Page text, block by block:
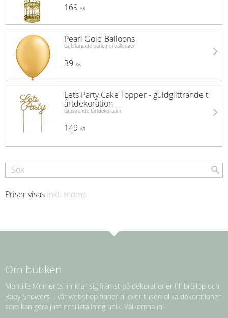
169 KR
Pearl Gold Balloons
Guldfärgade pärlemorballonger
39 KR
Lets Party Cake Topper - guldglittrande t
årtdekoration
Gnistrande tårtdekoration
149 KR
Priser visas inkl. moms
Om butiken
Montille Moments inriktar sig främst på dekorationer till bröllop och
Baby Showers. I vår webshop finner ni över tusen olika dekorationer
som kan göra just er tillställning unik. Välkomna in!